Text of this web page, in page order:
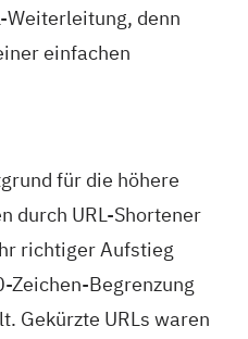
Weiterleitung, denn
einfachen
für die höhere
durch URL-Shortener
richtiger Aufstieg
Zeichen-Begrenzung
Gekürzte URLs waren